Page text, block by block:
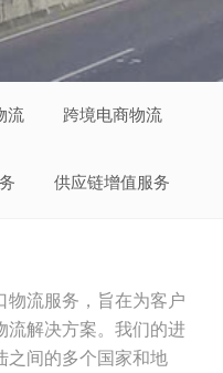
流 跨境电商物流
供应链增值服务
物流服务，旨在为客户
流解决方案。我们的进
之间的多个国家和地